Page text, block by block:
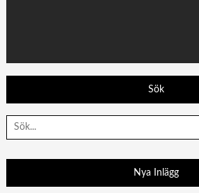
Sök
Search
for:
Nya Inlägg